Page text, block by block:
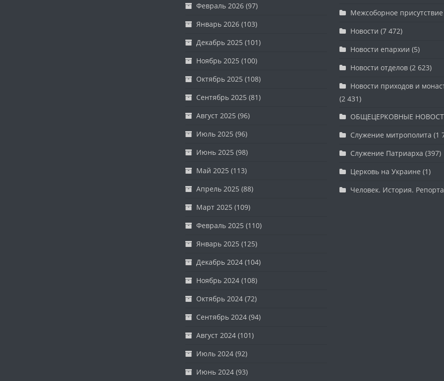
Февраль 2026(97)
Январь 2026(103)
Декабрь 2025 (101)
Ноябрь 2025 (100)
Октябрь 2025 (108)
Сентябрь 2025 (81)
Август 2025 (96)
Июль 2025 (96)
Июнь 2025 (98)
Май 2025 (113)
Апрель 2025 (88)
Март 2025 (109)
Февраль 2025 (110)
Январь 2025 (125)
Декабрь 2024(104)
Ноябрь 2024(108)
Октябрь 2024(72)
Сентябрь 2024(94)
Август 2024(101)
Июль 2024(92)
Июнь 2024(93)
Межсоборное присутствие
Новости (7 472)
Новости епархии (5)
Новости отделов(2 623)
Новости приходов и
(2 431)
ОБЩЕЦЕРКОВНЫЕ
Служение митрополита (1
Служение Патриарха (397)
Церковь на Украине (1)
Человек. История.